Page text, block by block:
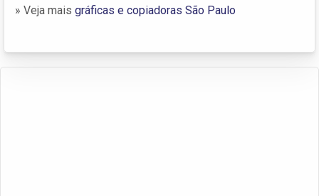
» Veja mais gráficas e copiadoras São Paulo